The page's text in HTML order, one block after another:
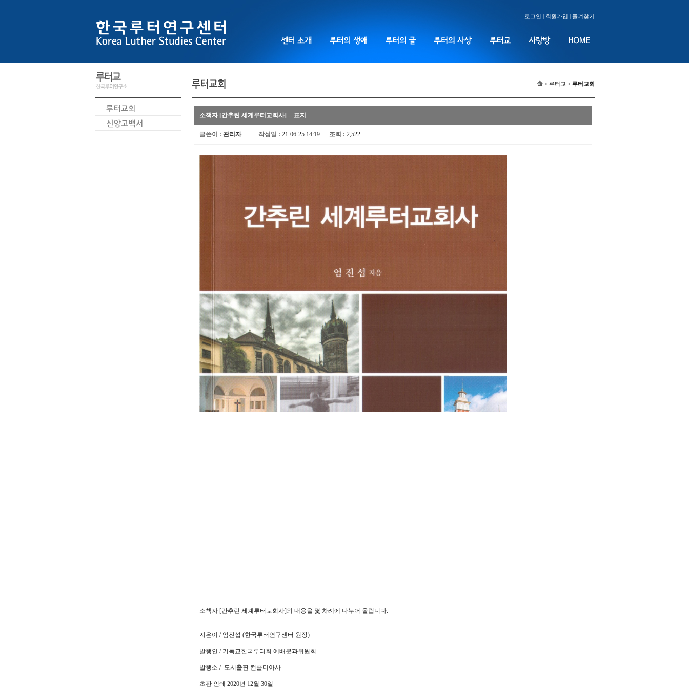
로그인 | 회원가입 | 즐겨찾기
> 루터교 > 루터교회
소책자 [간추린 세계루터교회사] -- 표지
글쓴이 : 관리자 작성일 : 21-06-25 14:19 조회 : 2,522
소책자 [간추린 세계루터교회사]의 내용을 몇 차례에 나누어 올립니다.
지은이 / 엄진섭 (한국루터연구센터 원장)
발행인 / 기독교한국루터회 예배분과위원회
발행소 / 도서출판 컨콜디아사
초판 인쇄 2020년 12월 30일